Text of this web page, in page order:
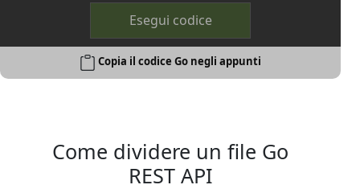
Esegui codice
Copia il codice Go negli appunti
Come dividere un file Go
REST API